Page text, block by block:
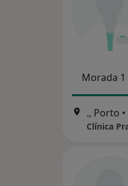
Morada 1
., Porto •